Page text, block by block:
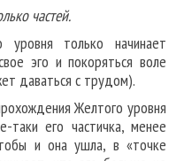
частей.
только начинает
эго и покоряться воле
даваться с трудом).
Желтого уровня
таки его частичка, менее
и она ушла, в «точке